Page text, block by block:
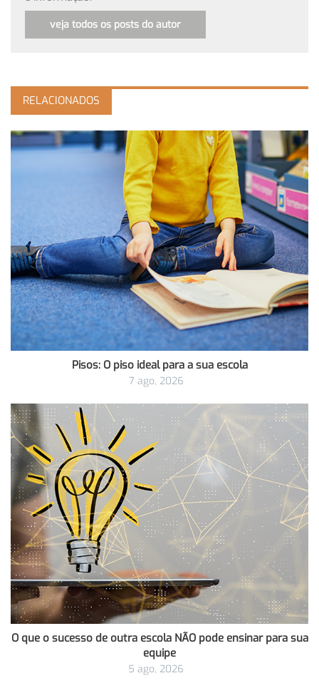
veja todos os posts do autor
RELACIONADOS
Pisos: O piso ideal para a sua escola
7 ago, 2026
O que o sucesso de outra escola NÃO pode ensinar para sua
equipe
5 ago, 2026